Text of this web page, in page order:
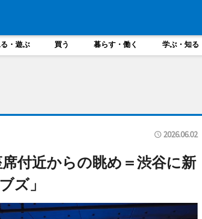
・遊ぶ 買う 暮らす・働く 学ぶ・知る
2026.06.02
付近からの眺め＝渋谷に新
ズ」